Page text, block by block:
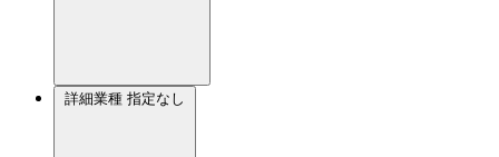
詳細業種 指定なし